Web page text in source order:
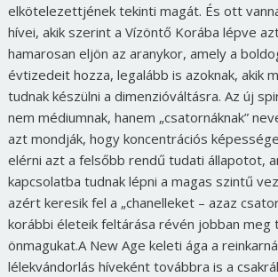
elkötelezettjének tekinti magát. És ott
hívei, akik szerint a Vízöntő Korába lépve
hamarosan eljön az aranykor, amely a
évtizedeit hozza, legalább is azoknak, akik
tudnak készülni a dimenzióváltásra. Az új
nem médiumnak, hanem „csatornáknak”
azt mondják, hogy koncentrációs
elérni azt a felsőbb rendű tudati állapotot,
kapcsolatba tudnak lépni a magas szintű
azért keresik fel a „chanelleket – azaz
korábbi életeik feltárása révén jobban meg
önmagukat.A New Age keleti ága a
lélekvándorlás híveként továbbra is a